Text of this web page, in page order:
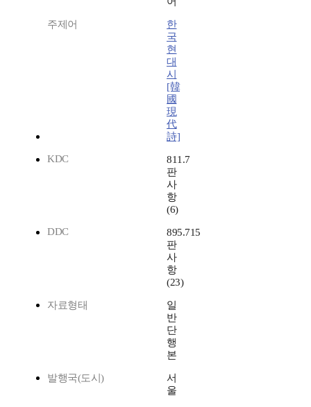
주제어
한
국
현
대
시
[韓
國
現
代
詩]
KDC
811.7
판
사
항
(6)
DDC
895.715
판
사
항
(23)
자료형태
일
반
단
행
본
발행국(도시)
서
울